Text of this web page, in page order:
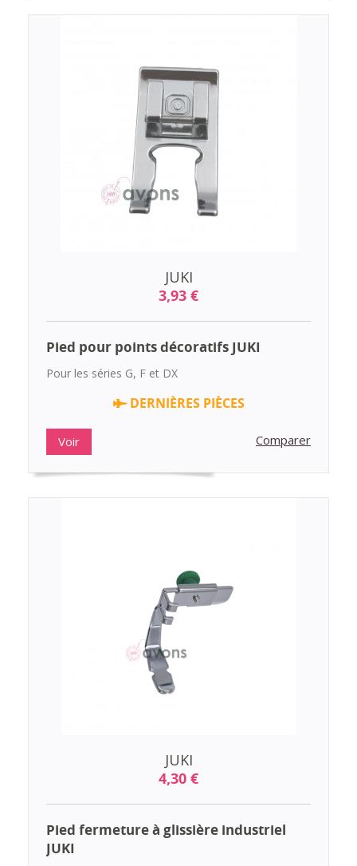
JUKI
3,93 €
Pied pour points décoratifs JUKI
Pour les séries G, F et DX
DERNIÈRES PIÈCES
Voir Comparer
JUKI
4,30 €
Pied fermeture à glissière industriel
JUKI